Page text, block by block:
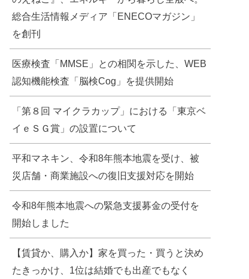
総合生活情報メディア「ENECOマガジン」
を創刊
医療検査「MMSE」との相関を示した、WEB
認知機能検査「脳検Cog」を提供開始
「第８回 マイクラカップ」における「東京ベ
イｅＳＧ賞」の設置について
平和マネキン、令和8年熊本地震を受け、被
災店舗・商業施設への復旧支援対応を開始
令和8年熊本地震への緊急支援募金の受付を
開始しました
【賃貸か、購入か】家を買った・買うと決め
たきっかけ、1位は結婚でも出産でもなく